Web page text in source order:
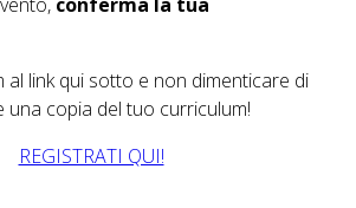
al link qui sotto e non dimenticare di
copia del tuo curriculum!
REGISTRATI QUI!